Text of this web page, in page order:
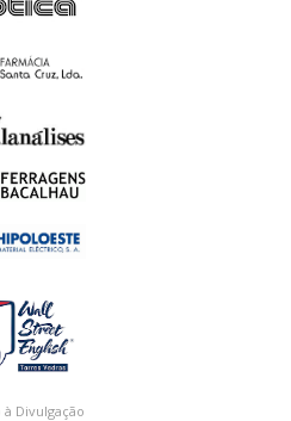
à Divulgação